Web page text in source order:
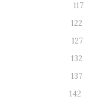
117
122
127
132
137
142